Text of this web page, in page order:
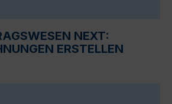
NEXT:
ERSTELLEN